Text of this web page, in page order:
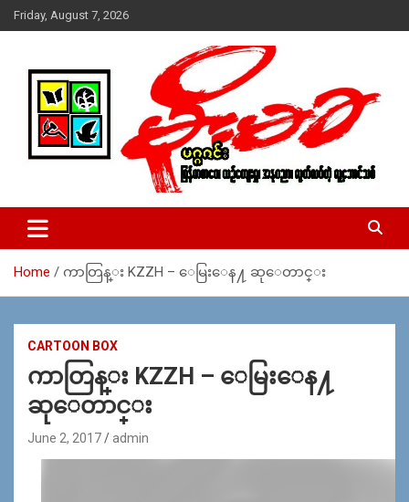
Skip
to
Friday, August 7, 2026
MoeMaKa Burmese News &
Media
ယ္ေရး – အမွတ္ ၂၅၄၊ ပထပ္၊ လမ္း ၄၀၊ ေက်ာက္တံတား၊ ရန္ကုန္။
(ဖုုံး – ၀၉ ၂၅၂ ၂၄၉ ၀၉၄ ၊ ၀၉ ၄၂၁ ၇၄၃ ၇၅၃ ၊ ၀၉ ၅၀၄ ၁၀ ၅၈) ျ
ဇာေစ်းသစ္ ။ ၀၉ ၇၈၆၈၃၇ ၃၀၅ / ၀၉ ၉၆၃၆၉၉၈၃၄
Home ကာတြန္း KZZH – ေမြးေန႔ ဆုေတာင္း
CARTOON BOX
ကာတြန္း KZZH – ေမြးေန႔
ဆုေတာင္း
June 2, 2017 admin